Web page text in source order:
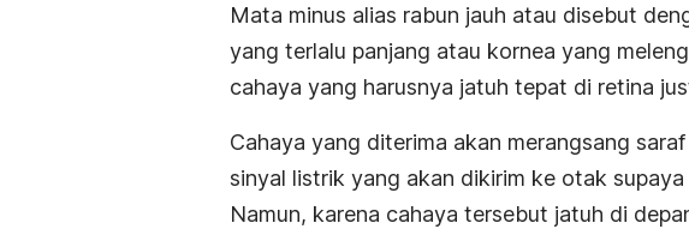
Mata minus alias rabun jauh atau disebut
yang terlalu panjang atau kornea yang
cahaya yang harusnya jatuh tepat di retina
Cahaya yang diterima akan merangsang
sinyal listrik yang akan dikirim ke otak
Namun, karena cahaya tersebut jatuh di